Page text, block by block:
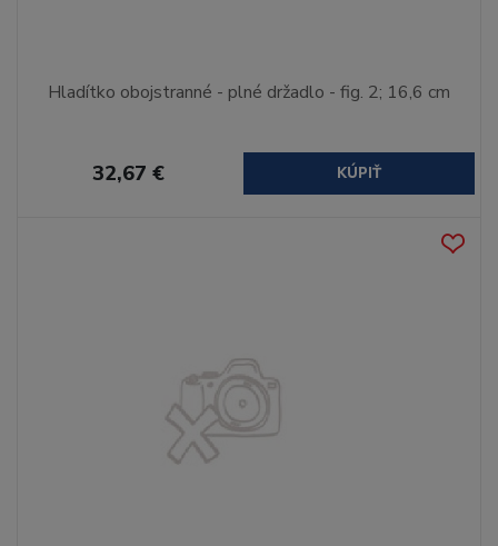
Hladítko obojstranné - plné držadlo - fig. 2; 16,6 cm
32,67 € KÚPIŤ